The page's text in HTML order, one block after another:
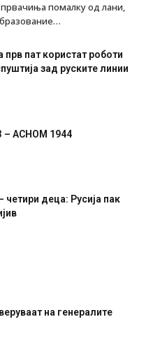
помалку од лани,
прв пат користат роботи
зад руските линии
– АСНОМ 1944
четири деца: Русија пак
Рачна бомба